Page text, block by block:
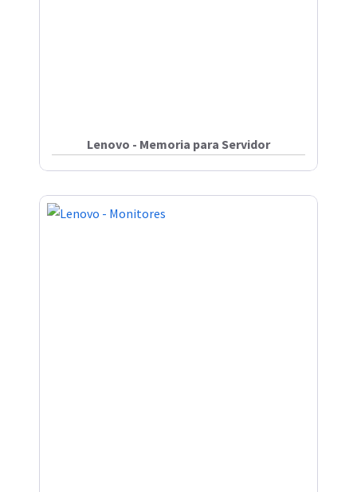
Lenovo - Memoria para Servidor